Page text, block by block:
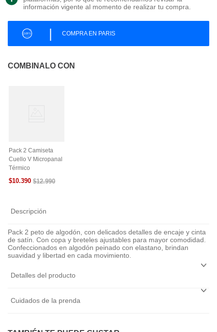
información vigente al momento de realizar tu compra.
| COMPRA EN PARIS
COMBINALO CON
Pack 2 Camiseta
Cuello V Micropanal
Térmico
$10.390 $12.990
Descripción
Pack 2 peto de algodón, con delicados detalles de encaje y cinta
de satín. Con copa y breteles ajustables para mayor comodidad.
Confeccionados en algodón peinado con elastano, brindan
suavidad y libertad en cada movimiento.
Detalles del producto
Cuidados de la prenda